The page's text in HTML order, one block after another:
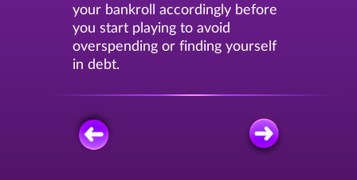
your bankroll accordingly before
you start playing to avoid
overspending or finding yourself
in debt.